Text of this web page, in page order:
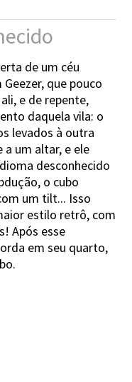
de um céu
que pouco
e de repente,
daquela vila: o
levados à outra
um altar, e ele
desconhecido
o cubo
um tilt... Isso
estilo retrô, com
Após esse
em seu quarto,